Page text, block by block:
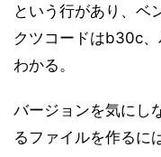
という行があり、
クツコードはb30c
わかる。
バージョンを気にし
るファイルを作るに